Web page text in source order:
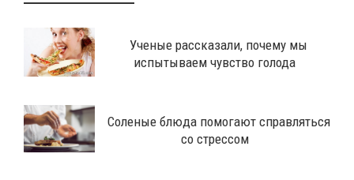
Ученые рассказали, почему мы
испытываем чувство голода
Соленые блюда помогают справляться
со стрессом